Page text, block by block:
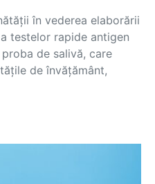
în vederea elaborării
testelor rapide antigen
de salivă, care
de învățământ,